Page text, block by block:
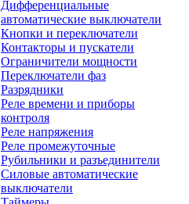
Дифференциальные
автоматические выключатели
Кнопки и переключатели
Контакторы и пускатели
Ограничители мощности
Переключатели фаз
Разрядники
Реле времени и приборы
контроля
Реле напряжения
Реле промежуточные
Рубильники и разъединители
Силовые автоматические
выключатели